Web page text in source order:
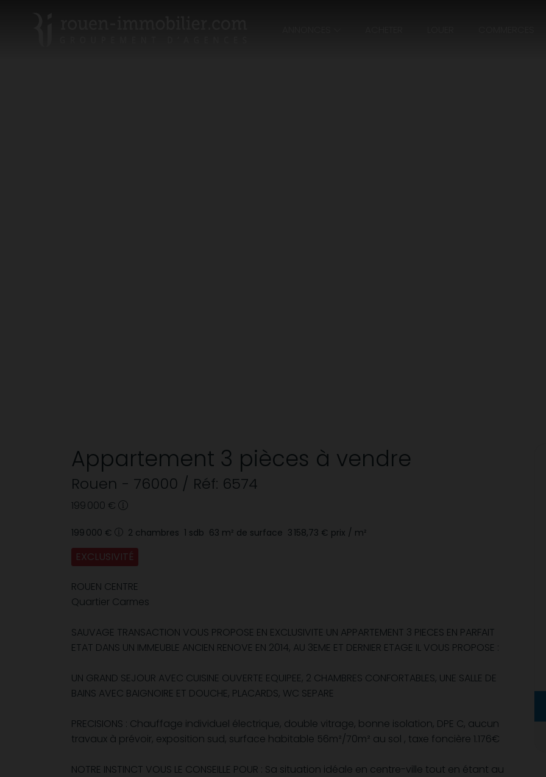
Appartement 3 pièces à vendre
Rouen - 76000 / Réf: 6574
199 000 €
199 000 € 2 chambres 1 sdb 63 m² de surface 3 158,73 € prix / m²
EXCLUSIVITÉ
ROUEN CENTRE
Quartier Carmes
SAUVAGE TRANSACTION VOUS PROPOSE EN EXCLUSIVITE UN APPARTEMENT 3 PIECES EN PARFAIT
ETAT DANS UN IMMEUBLE ANCIEN RENOVE EN 2014, AU 3EME ET DERNIER ETAGE IL VOUS PROPOSE :
UN GRAND SEJOUR AVEC CUISINE OUVERTE EQUIPEE, 2 CHAMBRES CONFORTABLES, UNE SALLE DE
BAINS AVEC BAIGNOIRE ET DOUCHE, PLACARDS, WC SEPARE
PRECISIONS : Chauffage individuel électrique, double vitrage, bonne isolation, DPE C, aucun
travaux à prévoir, exposition sud, surface habitable 56m²/70m² au sol , taxe foncière 1.176€
NOTRE INSTINCT VOUS LE CONSEILLE POUR : Sa situation idéale en centre-ville tout en étant au